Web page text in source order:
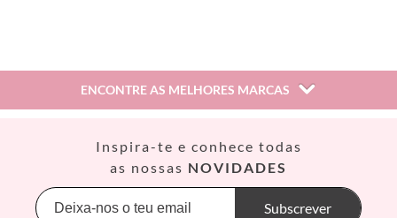
ENCONTRE AS MELHORES MARCAS
Banwood
Inspira-te e conhece todas
as nossas NOVIDADES
Subscrever